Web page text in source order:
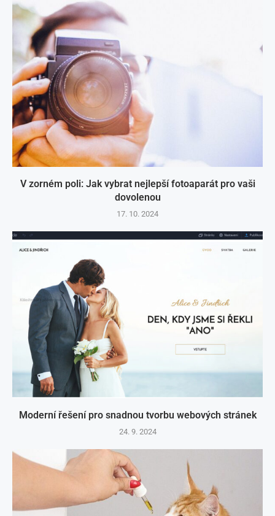
V zorném poli: Jak vybrat nejlepší fotoaparát pro vaši
dovolenou
17. 10. 2024
Moderní řešení pro snadnou tvorbu webových stránek
24. 9. 2024